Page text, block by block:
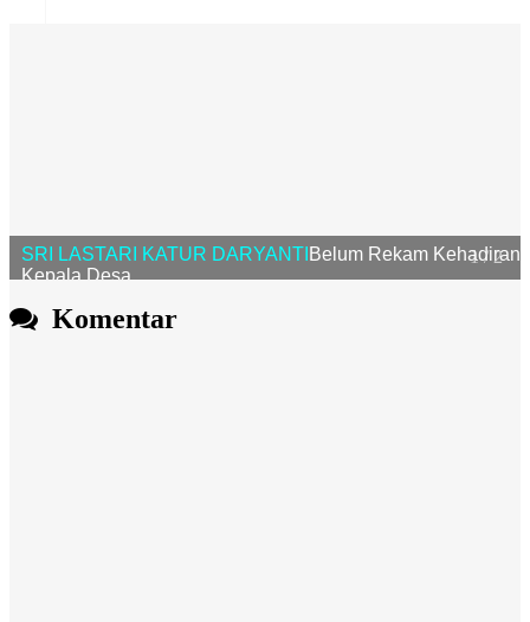
1 / 2
SRI LASTARI KATUR DARYANTIBelum Rekam Kehadiran
Kepala Desa
Komentar